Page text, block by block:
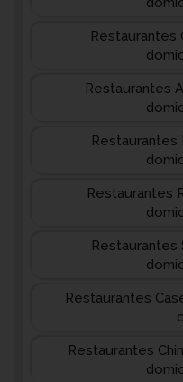
Restaurantes
Restaurantes
Restaurantes
Restaurantes
Restaurantes
Restaurantes
Restaurantes